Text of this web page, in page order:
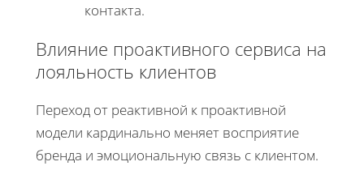
контакта.
Влияние проактивного сервиса на
лояльность клиентов
Переход от реактивной к проактивной
модели кардинально меняет восприятие
бренда и эмоциональную связь с клиентом.